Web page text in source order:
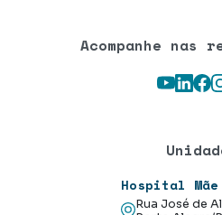
Acompanhe nas
Youtube
Hospital Mãe
Rua José de